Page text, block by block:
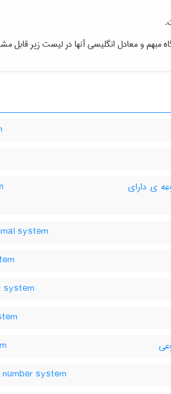
مبهمو معادل انگلیسی آنها در لیست زیر قابل
ی دارای
system
system
system